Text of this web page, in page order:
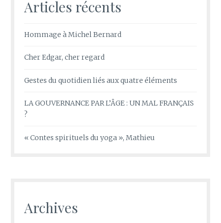
Articles récents
Hommage à Michel Bernard
Cher Edgar, cher regard
Gestes du quotidien liés aux quatre éléments
LA GOUVERNANCE PAR L’ÂGE : UN MAL FRANÇAIS
?
« Contes spirituels du yoga », Mathieu
Archives